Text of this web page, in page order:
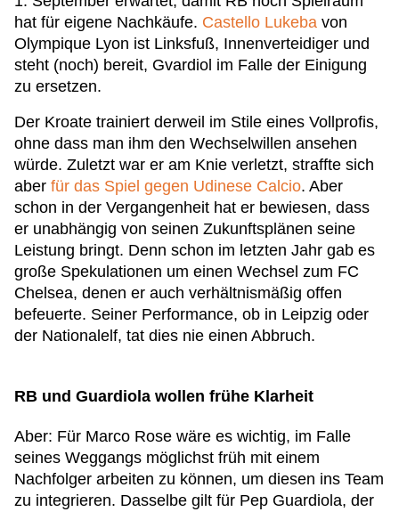
hat für eigene Nachkäufe. Castello Lukeba von
Olympique Lyon ist Linksfuß, Innenverteidiger und
steht (noch) bereit, Gvardiol im Falle der Einigung
zu ersetzen.
Der Kroate trainiert derweil im Stile eines Vollprofis,
ohne dass man ihm den Wechselwillen ansehen
würde. Zuletzt war er am Knie verletzt, straffte sich
aber für das Spiel gegen Udinese Calcio. Aber
schon in der Vergangenheit hat er bewiesen, dass
er unabhängig von seinen Zukunftsplänen seine
Leistung bringt. Denn schon im letzten Jahr gab es
große Spekulationen um einen Wechsel zum FC
Chelsea, denen er auch verhältnismäßig offen
befeuerte. Seiner Performance, ob in Leipzig oder
der Nationalelf, tat dies nie einen Abbruch.
RB und Guardiola wollen frühe Klarheit
Aber: Für Marco Rose wäre es wichtig, im Falle
seines Weggangs möglichst früh mit einem
Nachfolger arbeiten zu können, um diesen ins Team
zu integrieren. Dasselbe gilt für Pep Guardiola, der